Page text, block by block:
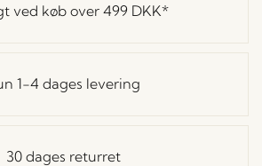
ved køb over 499 DKK*
1-4 dages levering
30 dages returret